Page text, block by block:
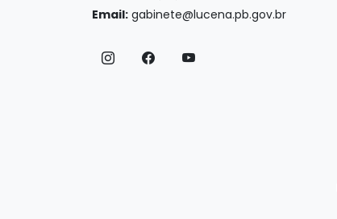
Email: gabinete@lucena.pb.gov.br